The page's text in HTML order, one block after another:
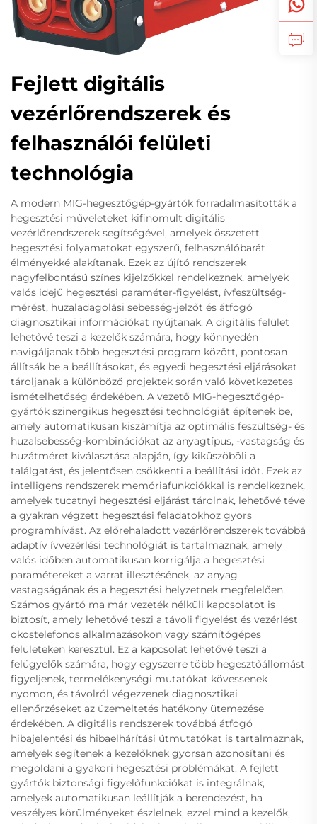
Fejlett digitális
vezérlőrendszerek és
felhasználói felületi
technológia
A modern MIG-hegesztőgép-gyártók forradalmasították a
hegesztési műveleteket kifinomult digitális
vezérlőrendszerek segítségével, amelyek összetett
hegesztési folyamatokat egyszerű, felhasználóbarát
élményekké alakítanak. Ezek az újító rendszerek
nagyfelbontású színes kijelzőkkel rendelkeznek, amelyek
valós idejű hegesztési paraméter-figyelést, ívfeszültség-
mérést, huzaladagolási sebesség-jelzőt és átfogó
diagnosztikai információkat nyújtanak. A digitális felület
lehetővé teszi a kezelők számára, hogy könnyedén
navigáljanak több hegesztési program között, pontosan
állítsák be a beállításokat, és egyedi hegesztési eljárásokat
tároljanak a különböző projektek során való következetes
ismételhetőség érdekében. A vezető MIG-hegesztőgép-
gyártók szinergikus hegesztési technológiát építenek be,
amely automatikusan kiszámítja az optimális feszültség- és
huzalsebesség-kombinációkat az anyagtípus, -vastagság és
huzátméret kiválasztása alapján, így kiküszöböli a
találgatást, és jelentősen csökkenti a beállítási időt. Ezek az
intelligens rendszerek memóriafunkciókkal is rendelkeznek,
amelyek tucatnyi hegesztési eljárást tárolnak, lehetővé téve
a gyakran végzett hegesztési feladatokhoz gyors
programhívást. Az előrehaladott vezérlőrendszerek továbbá
adaptív ívvezérlési technológiát is tartalmaznak, amely
valós időben automatikusan korrigálja a hegesztési
paramétereket a varrat illesztésének, az anyag
vastagságának és a hegesztési helyzetnek megfelelően.
Számos gyártó ma már vezeték nélküli kapcsolatot is
biztosít, amely lehetővé teszi a távoli figyelést és vezérlést
okostelefonos alkalmazásokon vagy számítógépes
felületeken keresztül. Ez a kapcsolat lehetővé teszi a
felügyelők számára, hogy egyszerre több hegesztőállomást
figyeljenek, termelékenységi mutatókat kövessenek
nyomon, és távolról végezzenek diagnosztikai
ellenőrzéseket az üzemeltetés hatékony ütemezése
érdekében. A digitális rendszerek továbbá átfogó
hibajelentési és hibaelhárítási útmutatókat is tartalmaznak,
amelyek segítenek a kezelőknek gyorsan azonosítani és
megoldani a gyakori hegesztési problémákat. A fejlett
gyártók biztonsági figyelőfunkciókat is integrálnak,
amelyek automatikusan leállítják a berendezést, ha
veszélyes körülményeket észlelnek, ezzel mind a kezelők,